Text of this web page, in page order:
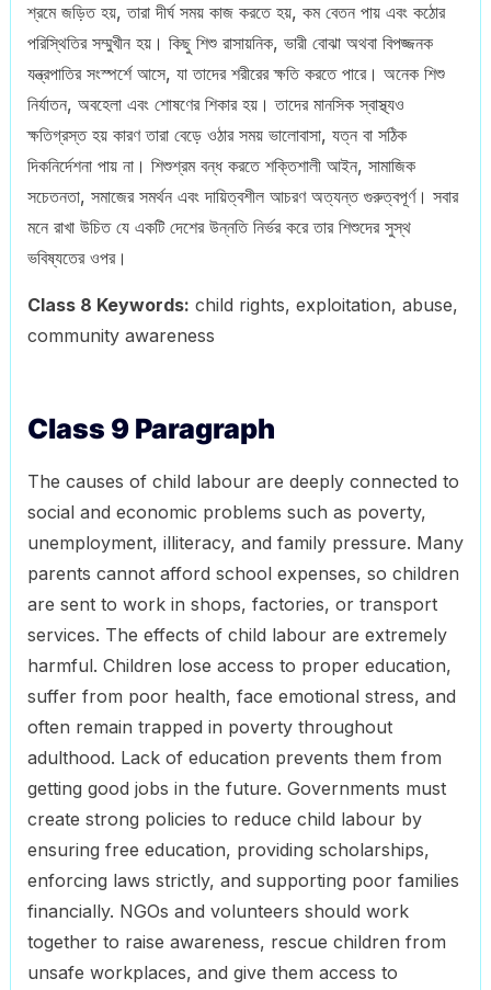
শ্রমে জড়িত হয়, তারা দীর্ঘ সময় কাজ করতে হয়, কম বেতন পায় এবং কঠোর
পরিস্থিতির সম্মুখীন হয়। কিছু শিশু রাসায়নিক, ভারী বোঝা অথবা বিপজ্জনক
যন্ত্রপাতির সংস্পর্শে আসে, যা তাদের শরীরের ক্ষতি করতে পারে। অনেক শিশু
নির্যাতন, অবহেলা এবং শোষণের শিকার হয়। তাদের মানসিক স্বাস্থ্যও
ক্ষতিগ্রস্ত হয় কারণ তারা বেড়ে ওঠার সময় ভালোবাসা, যত্ন বা সঠিক
দিকনির্দেশনা পায় না। শিশুশ্রম বন্ধ করতে শক্তিশালী আইন, সামাজিক
সচেতনতা, সমাজের সমর্থন এবং দায়িত্বশীল আচরণ অত্যন্ত গুরুত্বপূর্ণ। সবার
মনে রাখা উচিত যে একটি দেশের উন্নতি নির্ভর করে তার শিশুদের সুস্থ
ভবিষ্যতের ওপর।
Class 8 Keywords: child rights, exploitation, abuse,
community awareness
Class 9 Paragraph
The causes of child labour are deeply connected to
social and economic problems such as poverty,
unemployment, illiteracy, and family pressure. Many
parents cannot afford school expenses, so children
are sent to work in shops, factories, or transport
services. The effects of child labour are extremely
harmful. Children lose access to proper education,
suffer from poor health, face emotional stress, and
often remain trapped in poverty throughout
adulthood. Lack of education prevents them from
getting good jobs in the future. Governments must
create strong policies to reduce child labour by
ensuring free education, providing scholarships,
enforcing laws strictly, and supporting poor families
financially. NGOs and volunteers should work
together to raise awareness, rescue children from
unsafe workplaces, and give them access to